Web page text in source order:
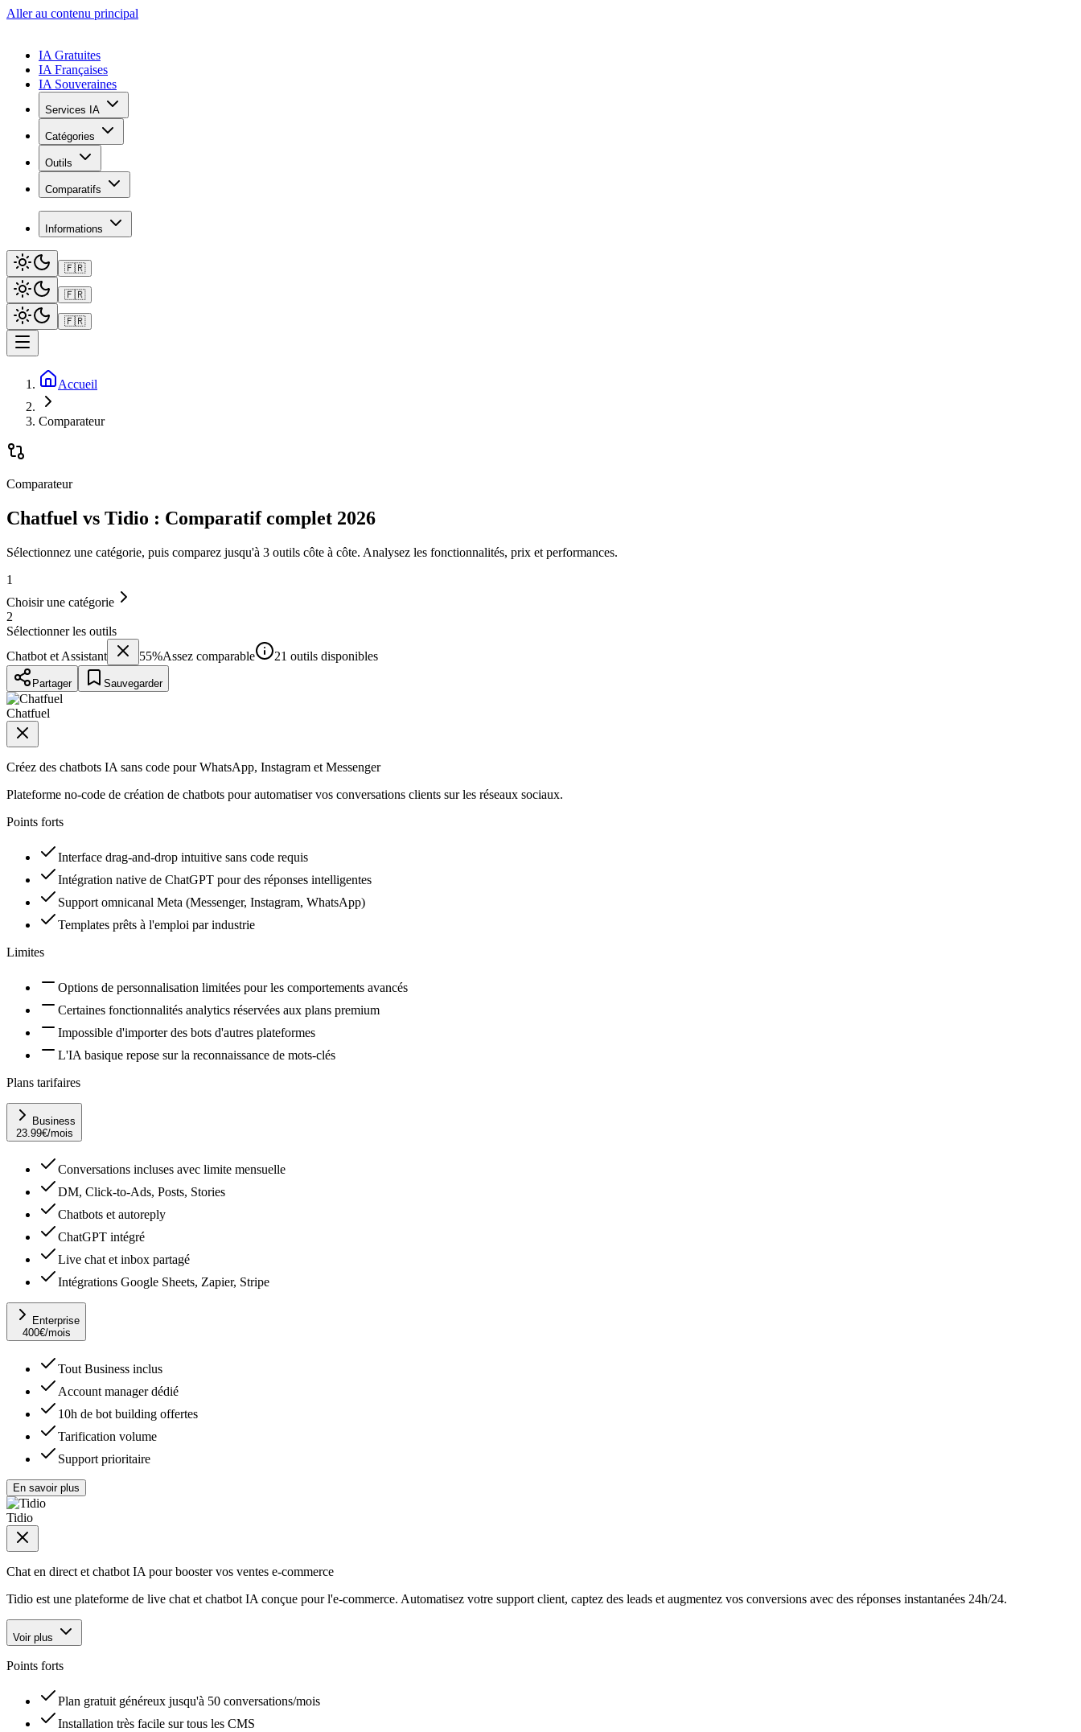
Aller au contenu principal
IA Gratuites
IA Françaises
IA Souveraines
Services IA
Catégories
Outils
Comparatifs
Informations
🇫🇷
🇫🇷
🇫🇷
Accueil
Comparateur
Comparateur
Chatfuel vs Tidio : Comparatif complet 2026
Sélectionnez une catégorie, puis comparez jusqu'à 3 outils côte à côte. Analysez les fonctionnalités, prix et performances.
1
Choisir une catégorie
2
Sélectionner les outils
Chatbot et Assistant
55%Assez comparable 21 outils disponibles
Partager Sauvegarder
Chatfuel
Créez des chatbots IA sans code pour WhatsApp, Instagram et Messenger
Plateforme no-code de création de chatbots pour automatiser vos conversations clients sur les réseaux sociaux.
Points forts
Interface drag-and-drop intuitive sans code requis
Intégration native de ChatGPT pour des réponses intelligentes
Support omnicanal Meta (Messenger, Instagram, WhatsApp)
Templates prêts à l'emploi par industrie
Limites
Options de personnalisation limitées pour les comportements avancés
Certaines fonctionnalités analytics réservées aux plans premium
Impossible d'importer des bots d'autres plateformes
L'IA basique repose sur la reconnaissance de mots-clés
Plans tarifaires
Business
23.99€/mois
Conversations incluses avec limite mensuelle
DM, Click-to-Ads, Posts, Stories
Chatbots et autoreply
ChatGPT intégré
Live chat et inbox partagé
Intégrations Google Sheets, Zapier, Stripe
Enterprise
400€/mois
Tout Business inclus
Account manager dédié
10h de bot building offertes
Tarification volume
Support prioritaire
En savoir plus
Tidio
Chat en direct et chatbot IA pour booster vos ventes e-commerce
Tidio est une plateforme de live chat et chatbot IA conçue pour l'e-commerce. Automatisez votre support client, captez des leads et augmentez vos conversions avec des réponses instantanées 24h/24.
Voir plus
Points forts
Plan gratuit généreux jusqu'à 50 conversations/mois
Installation très facile sur tous les CMS